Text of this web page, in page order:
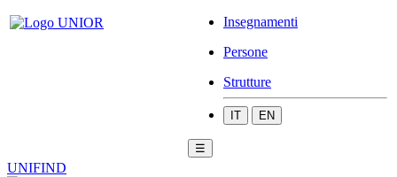
Insegnamenti
Persone
Strutture
IT EN
☰
UNIFIND